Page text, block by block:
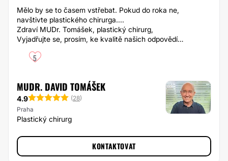
Mělo by se to časem vstřebat. Pokud do roka ne,
navštivte plastického chirurga....
Zdraví MUDr. Tomášek, plastický chirurg,
Vyjadřujte se, prosím, ke kvalitě našich odpovědí…
5
MUDR. DAVID TOMÁŠEK
4.9 (28)
Praha
Plastický chirurg
KONTAKTOVAT